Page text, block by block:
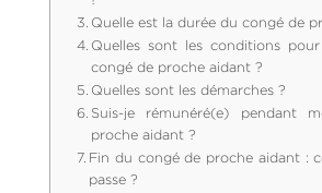
Quelle est la durée du congé de
Quelles sont les conditions
congé de proche aidant ?
Quelles sont les démarches ?
Suis-je rémunéré(e) pendant
proche aidant ?
Fin du congé de proche aidant :
passe ?